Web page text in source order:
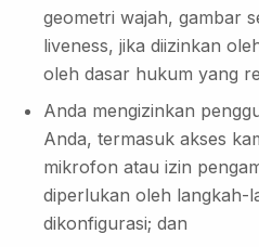
geometri wajah, gambar
liveness, jika diizinkan
oleh dasar hukum yang
Anda mengizinkan
Anda, termasuk akses
mikrofon atau izin
diperlukan oleh langkah-
dikonfigurasi; dan